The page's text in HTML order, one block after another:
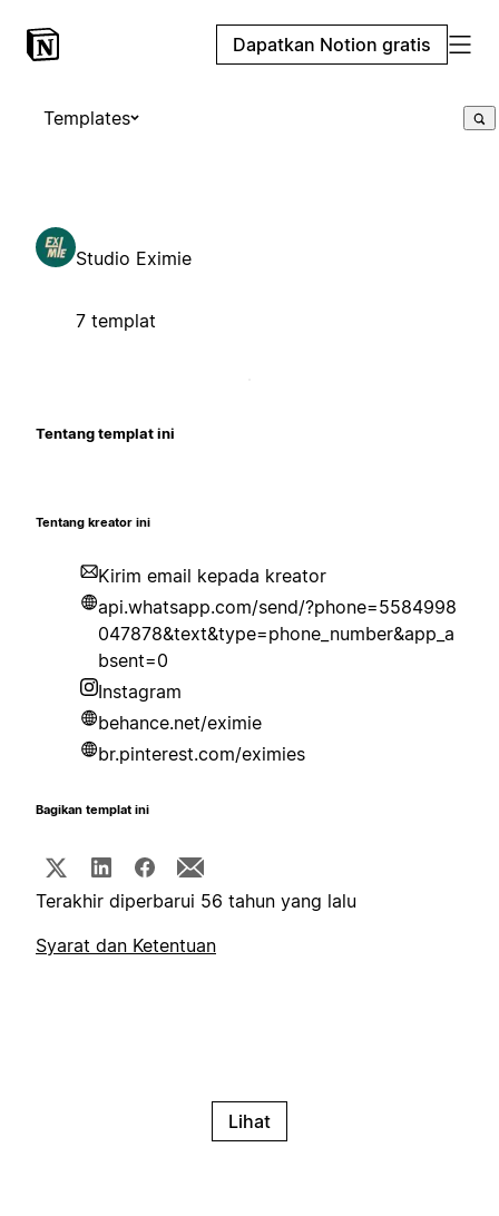
Dapatkan Notion gratis
Templates
Studio Eximie
7 templat
Tentang templat ini
Tentang kreator ini
Kirim email kepada kreator
api.whatsapp.com/send/?phone=5584998
047878&text&type=phone_number&app_a
bsent=0
Instagram
behance.net/eximie
br.pinterest.com/eximies
Bagikan templat ini
Terakhir diperbarui 56 tahun yang lalu
Syarat dan Ketentuan
Lihat